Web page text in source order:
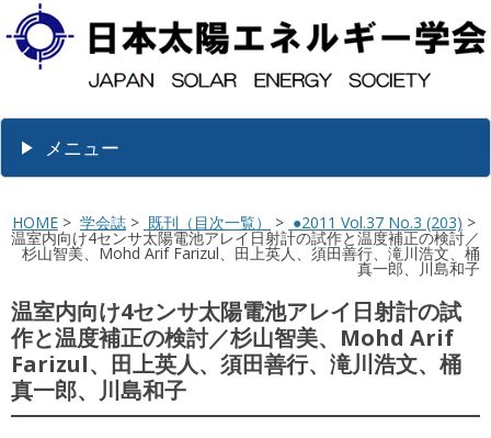
メニュー
HOME > 学会誌 > 既刊（目次一覧） > ●2011 Vol.37 No.3 (203) >
温室内向け4センサ太陽電池アレイ日射計の試作と温度補正の検討／
杉山智美、Mohd Arif Farizul、田上英人、須田善行、滝川浩文、桶
真一郎、川島和子
温室内向け4センサ太陽電池アレイ日射計の試
作と温度補正の検討／杉山智美、Mohd Arif
Farizul、田上英人、須田善行、滝川浩文、桶
真一郎、川島和子